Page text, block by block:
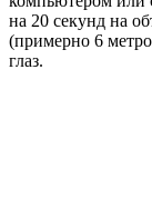
на 20 секунд на
(примерно 6
глаз.